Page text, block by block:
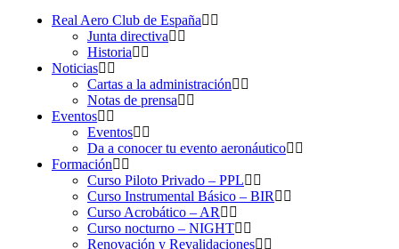
Real Aero Club de España
Junta directiva
Historia
Noticias
Cartas a la administración
Notas de prensa
Eventos
Eventos
Da a conocer tu evento aeronáutico
Formación
Curso Piloto Privado – PPL
Curso Instrumental Básico – BIR
Curso Acrobático – AR
Curso nocturno – NIGHT
Renovación y Revalidaciones